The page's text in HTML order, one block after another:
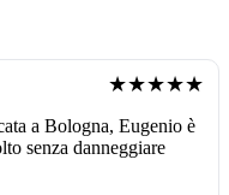
★★★★★
a Bologna, Eugenio è
senza danneggiare